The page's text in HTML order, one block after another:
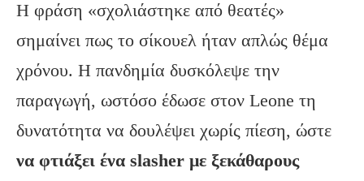
Η φράση «σχολιάστηκε από θεατές»
σημαίνει πως το σίκουελ ήταν απλώς θέμα
χρόνου. Η πανδημία δυσκόλεψε την
παραγωγή, ωστόσο έδωσε στον Leone τη
δυνατότητα να δουλέψει χωρίς πίεση, ώστε
να φτιάξει ένα slasher με ξεκάθαρους